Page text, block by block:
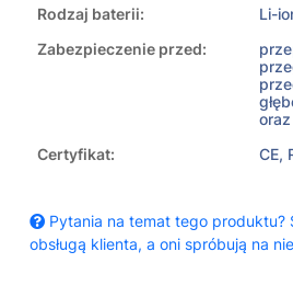
Rodzaj baterii:
Li-
Zabezpieczenie przed:
Certyfikat:
CE,
Pytania na temat tego produktu?
obsługą klienta, a oni spróbują na